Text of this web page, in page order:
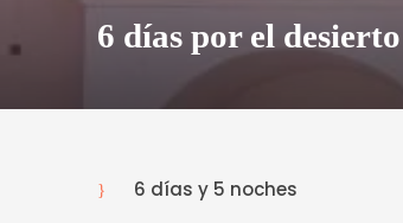
6 días por el
6 días y 5 noches